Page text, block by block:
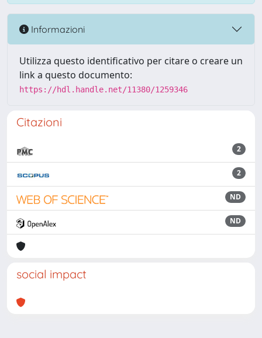
Informazioni
Utilizza questo identificativo per citare o creare un
link a questo documento:
https://hdl.handle.net/11380/1259346
Citazioni
2
2
ND
ND
social impact